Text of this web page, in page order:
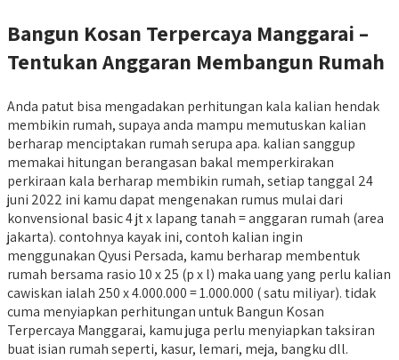
Bangun Kosan Terpercaya Manggarai –
Tentukan Anggaran Membangun Rumah
Anda patut bisa mengadakan perhitungan kala kalian hendak
membikin rumah, supaya anda mampu memutuskan kalian
berharap menciptakan rumah serupa apa. kalian sanggup
memakai hitungan berangasan bakal memperkirakan
perkiraan kala berharap membikin rumah, setiap tanggal 24
juni 2022 ini kamu dapat mengenakan rumus mulai dari
konvensional basic 4 jt x lapang tanah = anggaran rumah (area
jakarta). contohnya kayak ini, contoh kalian ingin
menggunakan Qyusi Persada, kamu berharap membentuk
rumah bersama rasio 10 x 25 (p x l) maka uang yang perlu kalian
cawiskan ialah 250 x 4.000.000 = 1.000.000 ( satu miliyar). tidak
cuma menyiapkan perhitungan untuk Bangun Kosan
Terpercaya Manggarai, kamu juga perlu menyiapkan taksiran
buat isian rumah seperti, kasur, lemari, meja, bangku dll.